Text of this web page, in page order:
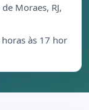
Moraes, RJ,
às 17 hor